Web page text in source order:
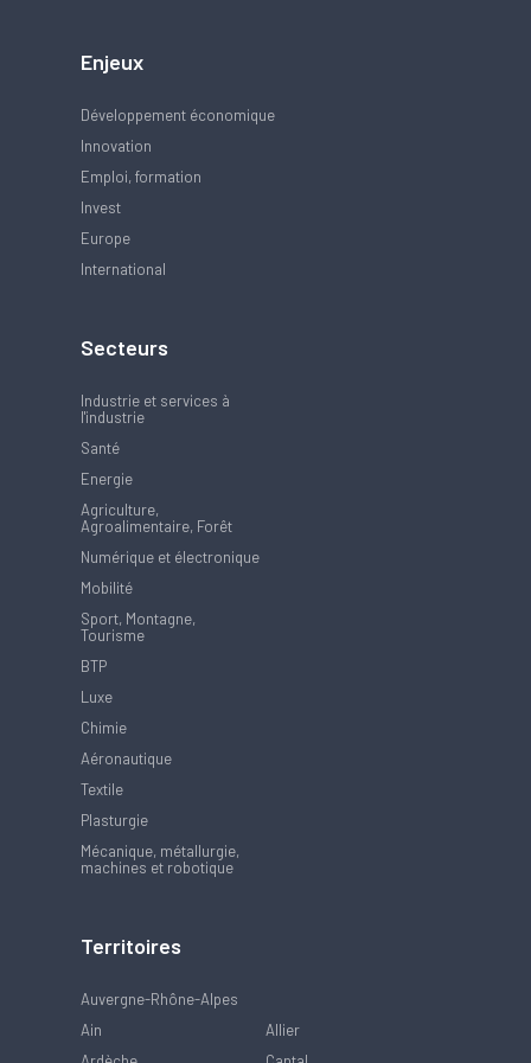
Enjeux
Développement économique
Innovation
Emploi, formation
Invest
Europe
International
Secteurs
Industrie et services à
l'industrie
Santé
Energie
Agriculture,
Agroalimentaire, Forêt
Numérique et électronique
Mobilité
Sport, Montagne,
Tourisme
BTP
Luxe
Chimie
Aéronautique
Textile
Plasturgie
Mécanique, métallurgie,
machines et robotique
Territoires
Auvergne-Rhône-Alpes
Ain
Allier